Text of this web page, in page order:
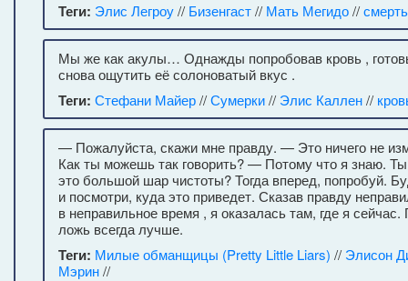
Теги: Элис Легроу// Бизенгаст// Мать Мегидо//смерть
Мы же как акулы… Однажды попробовав кровь ,
снова ощутить её солоноватый вкус .
Теги: Стефани Майер//Сумерки// Элис Каллен//
— Пожалуйста, скажи мне правду. — Это ничего не
Как ты можешь так говорить? — Потому что я знаю.
это большой шар чистоты? Тогда вперед, попробуй.
и посмотри, куда это приведет. Сказав правду
в неправильное время , я оказалась там, где я
ложь всегда лучше.
Теги: Милые обманщицы (Pretty Little Liars) // Элисон
Мэрин//